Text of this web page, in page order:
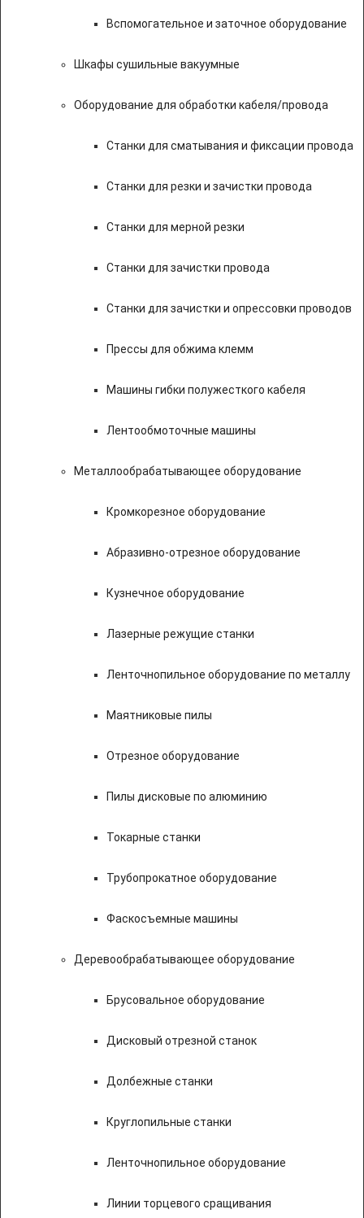
Вспомогательное и заточное оборудование
Шкафы сушильные вакуумные
Оборудование для обработки кабеля/провода
Станки для сматывания и фиксации провода
Станки для резки и зачистки провода
Станки для мерной резки
Станки для зачистки провода
Станки для зачистки и опрессовки проводов
Прессы для обжима клемм
Машины гибки полужесткого кабеля
Лентообмоточные машины
Металлообрабатывающее оборудование
Кромкорезное оборудование
Абразивно-отрезное оборудование
Кузнечное оборудование
Лазерные режущие станки
Ленточнопильное оборудование по металлу
Маятниковые пилы
Отрезное оборудование
Пилы дисковые по алюминию
Токарные станки
Трубопрокатное оборудование
Фаскосъемные машины
Деревообрабатывающее оборудование
Брусовальное оборудование
Дисковый отрезной станок
Долбежные станки
Круглопильные станки
Ленточнопильное оборудование
Линии торцевого сращивания